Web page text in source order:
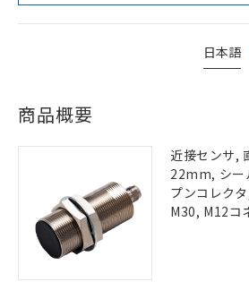
日本語
商品概要
近接センサ,
22mm, シー
プンコレク
M30, M12コ